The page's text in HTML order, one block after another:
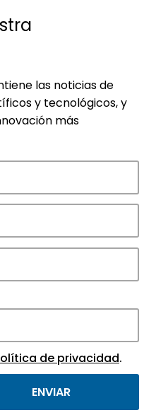
que impulsan la
de APTE.
las noticias de
y tecnológicos, y
más
de privacidad.